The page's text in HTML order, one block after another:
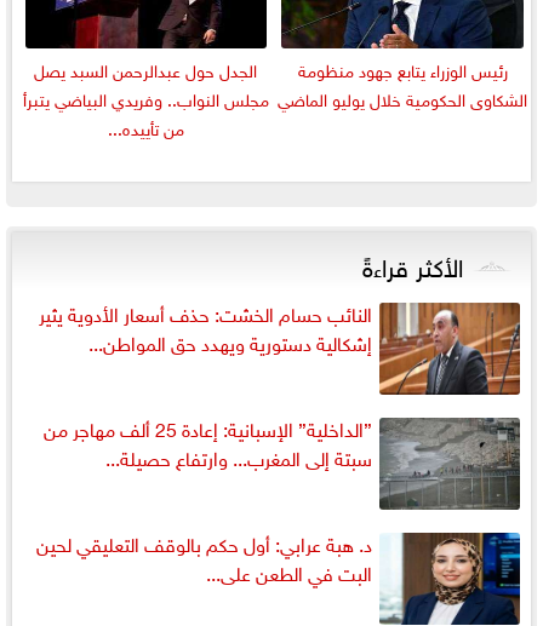
رئيس الوزراء يتابع جهود منظومة
الشكاوى الحكومية خلال يوليو الماضي
الجدل حول عبدالرحمن السبد يصل
مجلس النواب.. وفريدي البياضي يتبرأ
من تأييده...
الأكثر قراءةً
النائب حسام الخشت: حذف أسعار الأدوية يثير
إشكالية دستورية ويهدد حق المواطن...
”الداخلية” الإسبانية: إعادة 25 ألف مهاجر من
سبتة إلى المغرب... وارتفاع حصيلة...
د. هبة عرابي: أول حكم بالوقف التعليقي لحين
البت في الطعن على...